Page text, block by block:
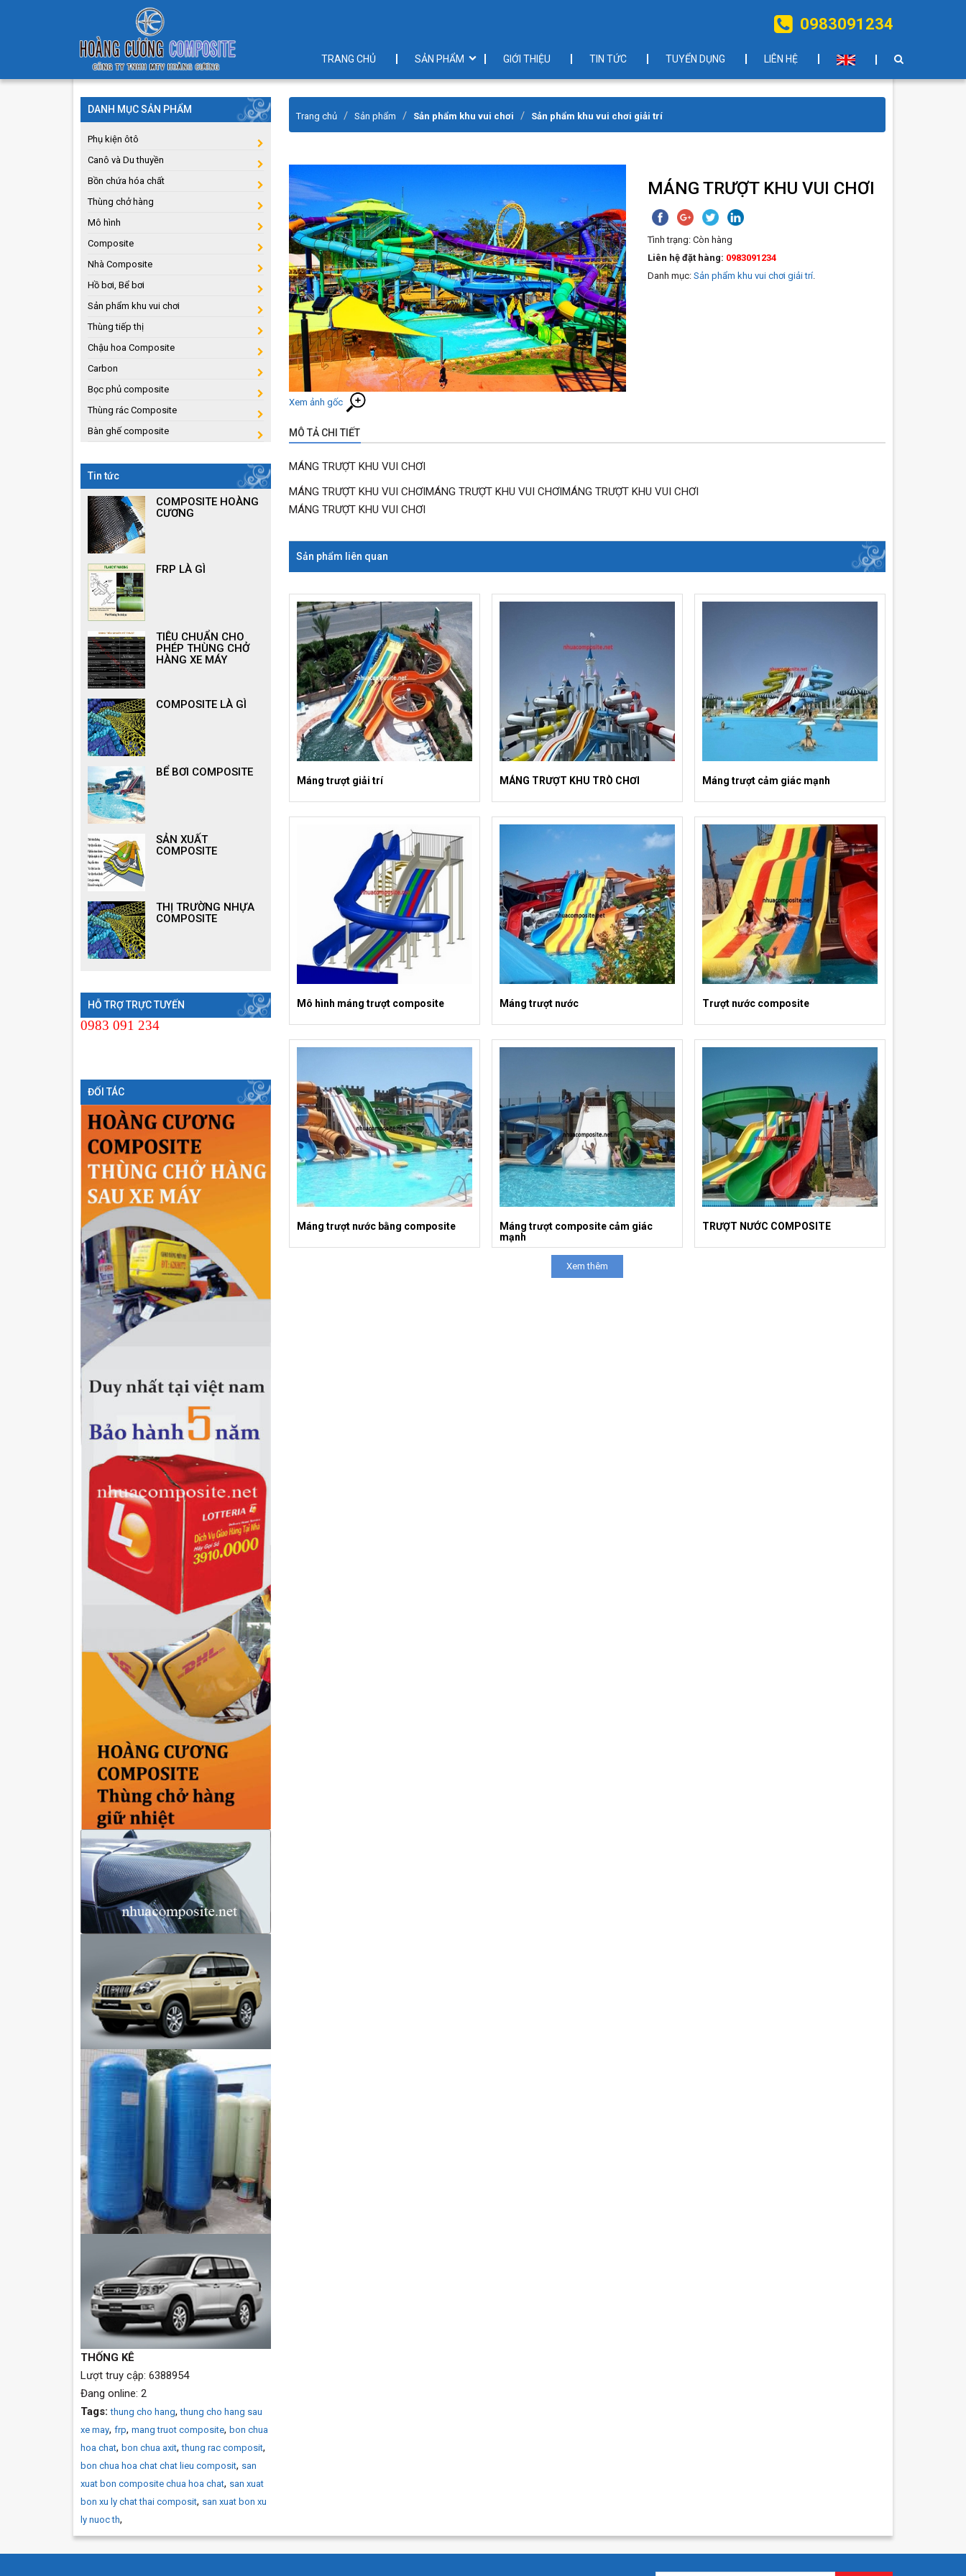
TRANG CHỦ SẢN PHẨM GIỚI THIỆU TIN TỨC TUYỂN DỤNG LIÊN HỆ
0983091234
Trang chủ Sản phẩm Sản phẩm khu vui chơi Sản phẩm khu vui chơi giải trí
Xem ảnh gốc
MÁNG TRƯỢT KHU VUI CHƠI
Tình trạng: Còn hàng
Liên hệ đặt hàng: 0983091234
Danh mục:Sản phẩm khu vui chơi giải trí.
MÔ TẢ CHI TIẾT
MÁNG TRƯỢT KHU VUI CHƠI
MÁNG TRƯỢT KHU VUI CHƠIMÁNG TRƯỢT KHU VUI CHƠIMÁNG TRƯỢT KHU VUI CHƠI
MÁNG TRƯỢT KHU VUI CHƠI
Sản phẩm liên quan
Máng trượt giải trí MÁNG TRƯỢT KHU TRÒ CHƠI Máng trượt cảm giác mạnh
Mô hình máng trượt composite Máng trượt nước Trượt nước composite
Máng trượt nước bằng composite
Máng trượt composite cảm giác
mạnh
TRƯỢT NƯỚC COMPOSITE
Xem thêm
DANH MỤC SẢN PHẨM
Phụ kiện ôtô
Canô và Du thuyền
Bồn chứa hóa chất
Thùng chở hàng
Mô hình
Composite
Nhà Composite
Hồ bơi, Bể bơi
Sản phẩm khu vui chơi
Thùng tiếp thị
Chậu hoa Composite
Carbon
Bọc phủ composite
Thùng rác Composite
Bàn ghế composite
Tin tức
COMPOSITE HOÀNG
CƯƠNG
FRP LÀ GÌ
TIÊU CHUẨN CHO
PHÉP THÙNG CHỞ
HÀNG XE MÁY
COMPOSITE LÀ GÌ
BỂ BƠI COMPOSITE
SẢN XUẤT
COMPOSITE
THỊ TRƯỜNG NHỰA
COMPOSITE
HỖ TRỢ TRỰC TUYẾN
0983 091 234
ĐỐI TÁC
THỐNG KÊ
Lượt truy cập: 6388954
Đang online: 2
Tags: thung cho hang,thung cho hang sau
xe may, frp, mang truot composite, bon chua
hoa chat, bon chua axit,thung rac composit,
bon chua hoa chat chat lieu composit, san
xuat bon composite chua hoa chat, san xuat
bon xu ly chat thai composit, san xuat bon xu
ly nuoc th,